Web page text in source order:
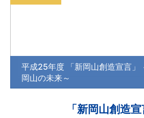
平成25年度 「新岡山創造宣言」
岡山の未来～
「新岡山創造宣